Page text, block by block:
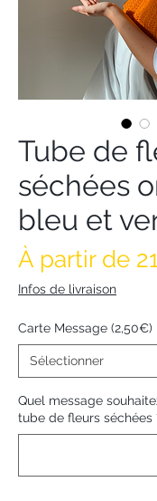
Tube de
séchées
bleu et
À partir de
Infos de livraison
Carte Message (2,50€)
Quel message
tube de fleurs séchées